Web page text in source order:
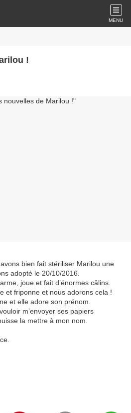
MENU
!
bien fait stériliser Marilou une
adopté le 20/10/2016.
joue et fait d’énormes câlins.
et friponne et nous adorons cela !
et elle adore son prénom.
m’envoyer ses papiers
la mettre à mon nom.